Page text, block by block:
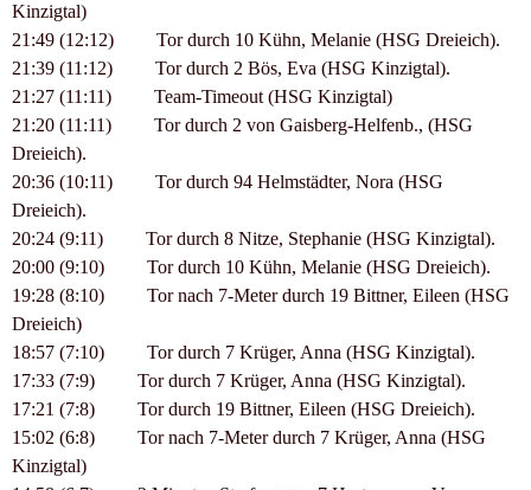
Kinzigtal)
21:49 (12:12) Tor durch 10 Kühn, Melanie (HSG Dreieich).
21:39 (11:12) Tor durch 2 Bös, Eva (HSG Kinzigtal).
21:27 (11:11) Team-Timeout (HSG Kinzigtal)
21:20 (11:11) Tor durch 2 von Gaisberg-Helfenb., (HSG
Dreieich).
20:36 (10:11) Tor durch 94 Helmstädter, Nora (HSG
Dreieich).
20:24 (9:11) Tor durch 8 Nitze, Stephanie (HSG Kinzigtal).
20:00 (9:10) Tor durch 10 Kühn, Melanie (HSG Dreieich).
19:28 (8:10) Tor nach 7-Meter durch 19 Bittner, Eileen (HSG
Dreieich)
18:57 (7:10) Tor durch 7 Krüger, Anna (HSG Kinzigtal).
17:33 (7:9) Tor durch 7 Krüger, Anna (HSG Kinzigtal).
17:21 (7:8) Tor durch 19 Bittner, Eileen (HSG Dreieich).
15:02 (6:8) Tor nach 7-Meter durch 7 Krüger, Anna (HSG
Kinzigtal)